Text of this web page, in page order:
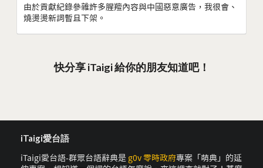
由於貢獻紀錄參雜許多腥羶內容與中國惡意廣告，我很會、
燒燙燙新詞暫且下架。
快分享 iTaigi 給你的朋友知道吧！
iTaigi愛台語
iTaigi愛台語-群眾台語辭典是 g0v 零時政府專案「萌典」的延